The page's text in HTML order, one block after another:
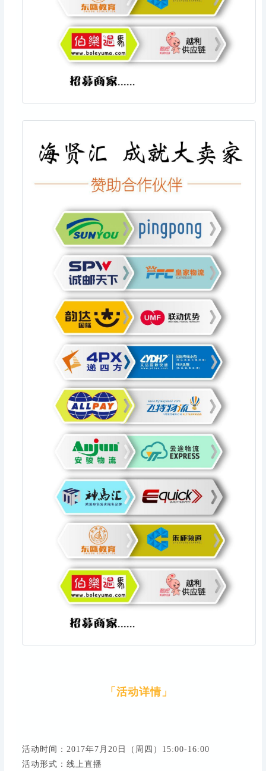
「活动详情」
活动时间：2017年7月20日（周四）15:00-16:00
活动形式：线上直播